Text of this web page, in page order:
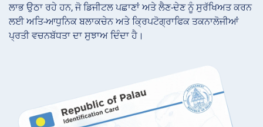
ਲਾਭ ਉਠਾ ਰਹੇ ਹਨ, ਜੋ ਡਿਜੀਟਲ ਪਛਾਣਾਂ ਅਤੇ ਲੈਣ-ਦੇਣ ਨੂੰ ਸੁਰੱਖਿਅਤ ਕਰਨ
ਲਈ ਅਤਿ-ਆਧੁਨਿਕ ਬਲਾਕਚੇਨ ਅਤੇ ਕ੍ਰਿਪਟੋਗ੍ਰਾਫਿਕ ਤਕਨਾਲੋਜੀਆਂ
ਪ੍ਰਤੀ ਵਚਨਬੱਧਤਾ ਦਾ ਸੁਝਾਅ ਦਿੰਦਾ ਹੈ।